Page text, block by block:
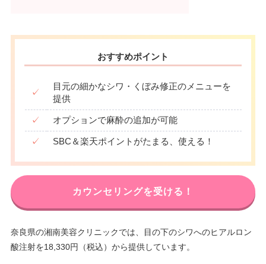
おすすめポイント
✓
目元の細かなシワ・くぼみ修正のメニューを
提供
✓ オプションで麻酔の追加が可能
✓ SBC＆楽天ポイントがたまる、使える！
カウンセリングを受ける！
奈良県の湘南美容クリニックでは、目の下のシワへのヒアルロン
酸注射を18,330円（税込）から提供しています。